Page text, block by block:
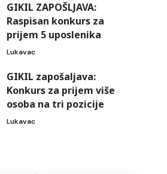
GIKIL ZAPOŠLJAVA:
Raspisan konkurs za
prijem 5 uposlenika
Lukavac
GIKIL zapošaljava:
Konkurs za prijem više
osoba na tri pozicije
Lukavac